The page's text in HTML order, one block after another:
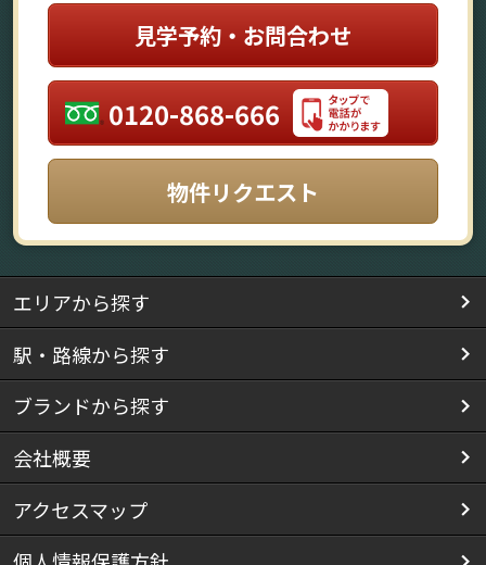
見学予約・お問合わせ
0120-868-666
物件リクエスト
エリアから探す
駅・路線から探す
ブランドから探す
会社概要
アクセスマップ